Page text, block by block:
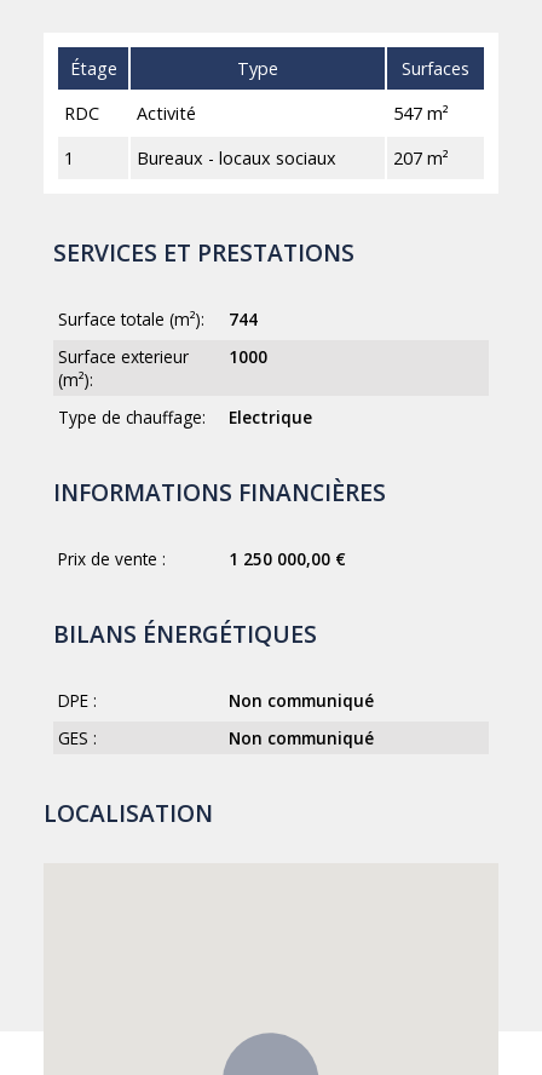
Étage Type
Surfaces
RDC
Activité
547 m²
1
Bureaux - locaux sociaux 207 m²
SERVICES ET PRESTATIONS
Surface totale (m²):
744
Surface exterieur
(m²):
1000
Type de chauffage: Electrique
INFORMATIONS FINANCIÈRES
Prix de vente : 1 250 000,00 €
BILANS ÉNERGÉTIQUES
DPE :
Non communiqué
GES :
Non communiqué
LOCALISATION